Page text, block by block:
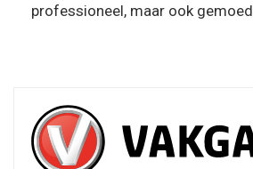
professioneel, maar ook